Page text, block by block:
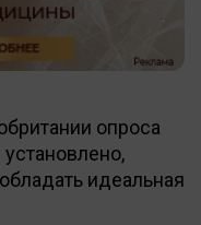
опроса
идеальная